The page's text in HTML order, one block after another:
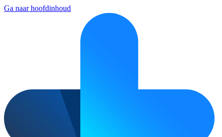
Ga naar hoofdinhoud